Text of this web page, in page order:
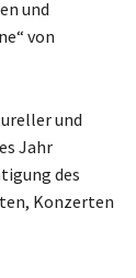
und
von
und
Jahr
des
Konzerten